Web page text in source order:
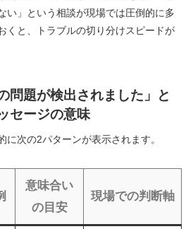
い」という相談が現場では圧倒的に多
くと、トラブルの切り分けスピードが
問題が検出されました」と
セージの意味
に次の2パターンが表示されます。
意味合い
の目安
現場での判断軸